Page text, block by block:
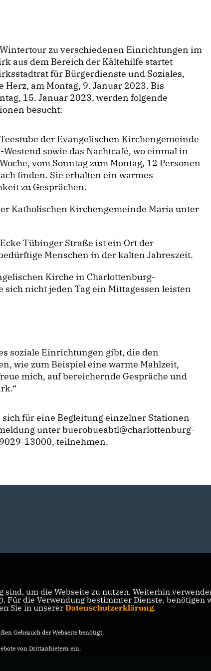
zu verschiedenen Einrichtungen im
aus dem Bereich der Kältehilfe startet
für Bürgerdienste und Soziales,
Herz, am Montag, 9. Januar 2023. Bis
15. Januar 2023, werden folgende
besucht:
der Evangelischen Kirchengemeinde
Westend sowie das Nachtcafé, wo einmal in
vom Sonntag zum Montag, 12 Personen
finden. Sie erhalten ein warmes
zu Gesprächen.
Katholischen Kirchengemeinde Maria unter
Tübinger Straße ist ein Ort der
Menschen in der kalten Jahreszeit.
Kirche in Charlottenburg-
nicht jeden Tag ein Mittagessen leisten
soziale Einrichtungen gibt, die den
wie zum Beispiel eine warme Mahlzeit,
mich, auf bereichernde Gespräche und
für eine Begleitung einzelner Stationen
unter buerobueabtl@charlottenburg-
13000, teilnehmen.
sind, um die Webseite zu nutzen. Weiterhin
Für die Verwendung bestimmter Dienste,
Sie in unserer Datenschutzerklärung.
Gebrauch der Webseite benötigt.
von Drittanbietern ein.